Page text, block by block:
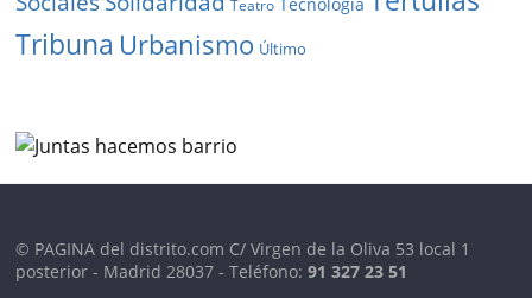
Teatro
Tribuna Urbanismo Último
© PAGINA del distrito.com C/ Virgen de la Oliva 53 local 1
posterior - Madrid 28037 - Teléfono:91 327 23 51